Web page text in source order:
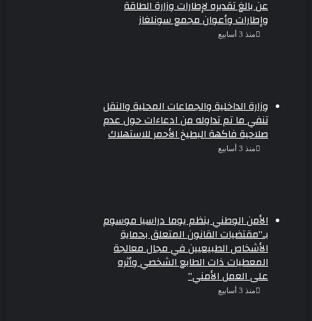
عن بالغ تقديره لإطارات وزارة الطاقة
وإطارات وأعوان مجمع سونلغاز
منذ 3 أسابيع
وزارة الداخلية والجماعات المحلية والنقل
تنفي ما تم تداوله من ادعاءات حول عدم
صلاحية فاكهة البطيخ الأحمر للاستهلاك
منذ 3 أسابيع
الأمن الوطني ينظم يوما دراسيا موسوم
بـ”مقتضيات القانون المتعلق بحماية
الأشخاص الطبيعيين في مجال معالجة
المعطيات ذات الطابع الشخصي وأثره
على العمل الأمني”
منذ 3 أسابيع